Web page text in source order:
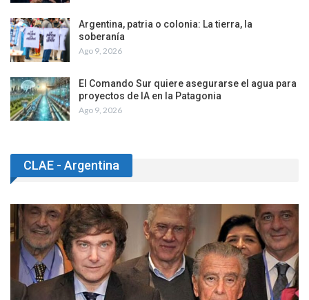
Argentina, patria o colonia: La tierra, la
soberanía
Ago 9, 2026
El Comando Sur quiere asegurarse el agua para
proyectos de IA en la Patagonia
Ago 9, 2026
CLAE - Argentina